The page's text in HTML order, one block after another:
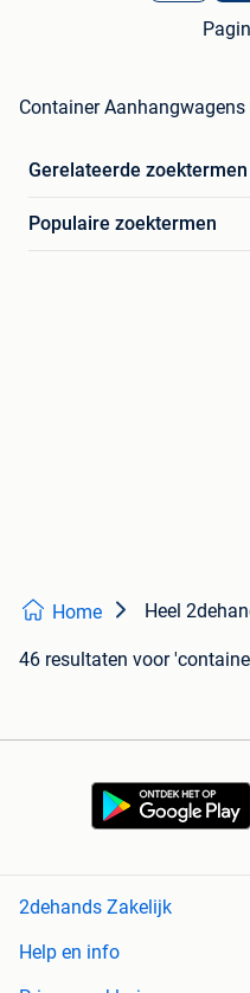
Container Aanhangwagens
Gerelateerde zoektermen
Populaire zoektermen
Home Heel
46 resultaten voor
2dehands Zakelijk
Help en info